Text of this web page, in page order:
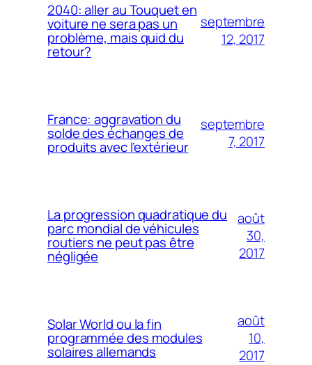
2040: aller au Touquet en
voiture ne sera pas un
problème, mais quid du
retour?
septembre
12, 2017
France: aggravation du
solde des échanges de
produits avec l’extérieur
septembre
7, 2017
La progression quadratique du
parc mondial de véhicules
routiers ne peut pas être
négligée
août
30,
2017
Solar World ou la fin
programmée des modules
solaires allemands
août
10,
2017